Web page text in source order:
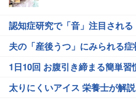
認知症研究で「音」注目される
夫の「産後うつ」にみられる症
1日10回 お腹引き締まる簡単習
太りにくいアイス 栄養士が解説